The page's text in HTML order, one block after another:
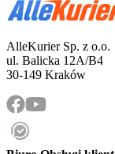
AlleKurier Sp. z o.o.
ul. Balicka 12A/B4
30-149 Kraków